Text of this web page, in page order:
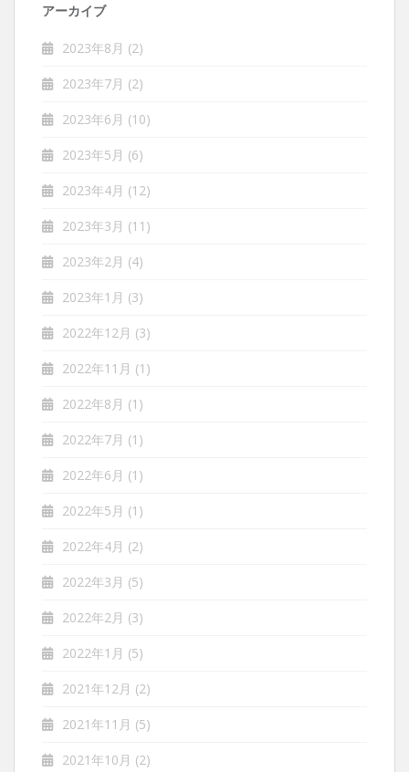
アーカイブ
2023年8月 (2)
2023年7月 (2)
2023年6月 (10)
2023年5月 (6)
2023年4月 (12)
2023年3月 (11)
2023年2月 (4)
2023年1月 (3)
2022年12月 (3)
2022年11月 (1)
2022年8月 (1)
2022年7月 (1)
2022年6月 (1)
2022年5月 (1)
2022年4月 (2)
2022年3月 (5)
2022年2月 (3)
2022年1月 (5)
2021年12月 (2)
2021年11月 (5)
2021年10月 (2)